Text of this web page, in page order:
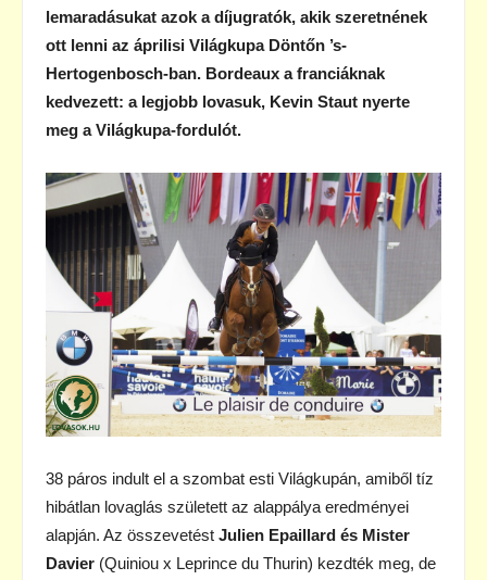
lemaradásukat azok a díjugratók, akik szeretnének
ott lenni az áprilisi Világkupa Döntőn ’s-
Hertogenbosch-ban. Bordeaux a franciáknak
kedvezett: a legjobb lovasuk, Kevin Staut nyerte
meg a Világkupa-fordulót.
38 páros indult el a szombat esti Világkupán, amiből tíz
hibátlan lovaglás született az alappálya eredményei
alapján. Az összevetést Julien Epaillard és Mister
Davier (Quiniou x Leprince du Thurin) kezdték meg, de